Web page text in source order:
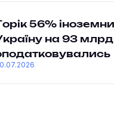
56%
на 93 млрд